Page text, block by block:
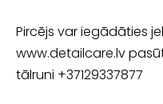
Pircējs var iegādāties
www.detailcare.lv
tālruni +37129337877